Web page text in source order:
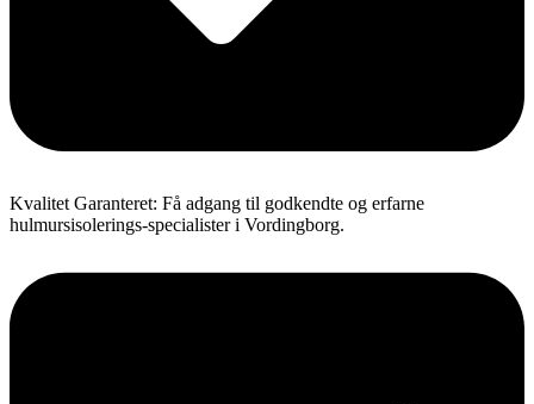
Kvalitet Garanteret: Få adgang til godkendte og erfarne
hulmursisolerings-specialister i Vordingborg.